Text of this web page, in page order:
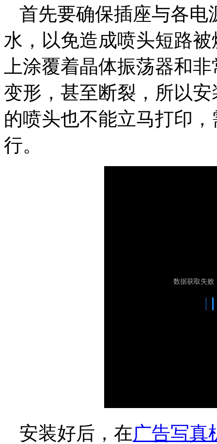
首先要确保插座与各电
水，以免造成喷头短路
上涂覆着晶体振荡器和
变形，甚至断裂，所以
的喷头也不能立马打印
行。
安装好后，在广告写真